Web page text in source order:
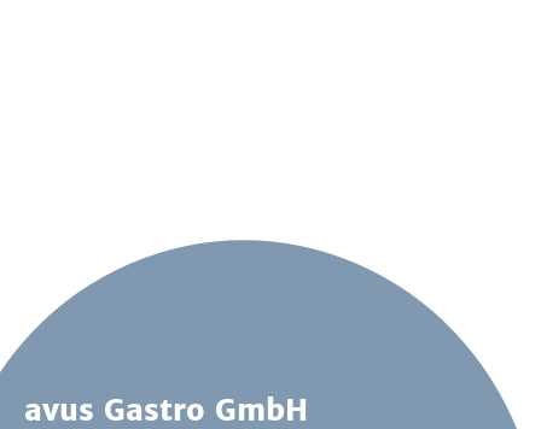
avus Gastro GmbH